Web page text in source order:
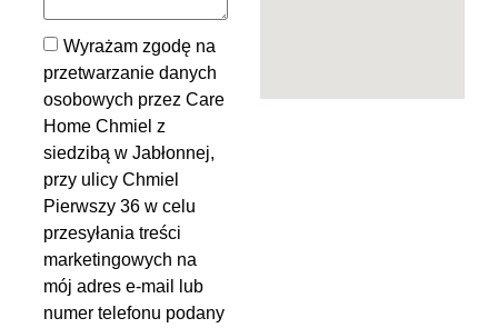
Wyrażam zgodę na
przetwarzanie danych
osobowych przez Care
Home Chmiel z
siedzibą w Jabłonnej,
przy ulicy Chmiel
Pierwszy 36 w celu
przesyłania treści
marketingowych na
mój adres e-mail lub
numer telefonu podany